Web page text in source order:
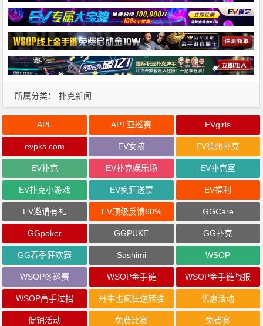
所属分类： 扑克新闻
APL APT亚巡赛 EVgirls
evpks.com EV女孩 EV德州扑克
EV扑克 EV扑克娱乐场 EV扑克室
EV扑克小游戏 EV疯狂送票 EV福利
EV邀请有礼 EV顶级反馈60% GGCare
GGpoker GGPUKE GG扑克
GG春季狂欢赛 Sashimi WSOP
WSOP冬巡赛 WSOP金手链 WSOP金手链战报
WSOP高手过招 丹牛也疯狂逆转胜 优惠活动
促销活动 免费比赛 免费赛